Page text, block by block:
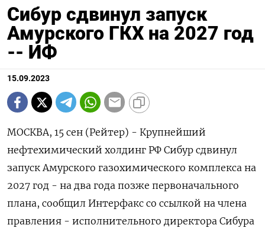
Сибур сдвинул запуск
Амурского ГКХ на 2027 год
-- ИФ
15.09.2023
МОСКВА, 15 сен (Рейтер) - Крупнейший
нефтехимический холдинг РФ Сибур сдвинул
запуск Амурского газохимического комплекса на
2027 год - на два года позже первоначального
плана, сообщил Интерфакс со ссылкой на члена
правления - исполнительного директора Сибура